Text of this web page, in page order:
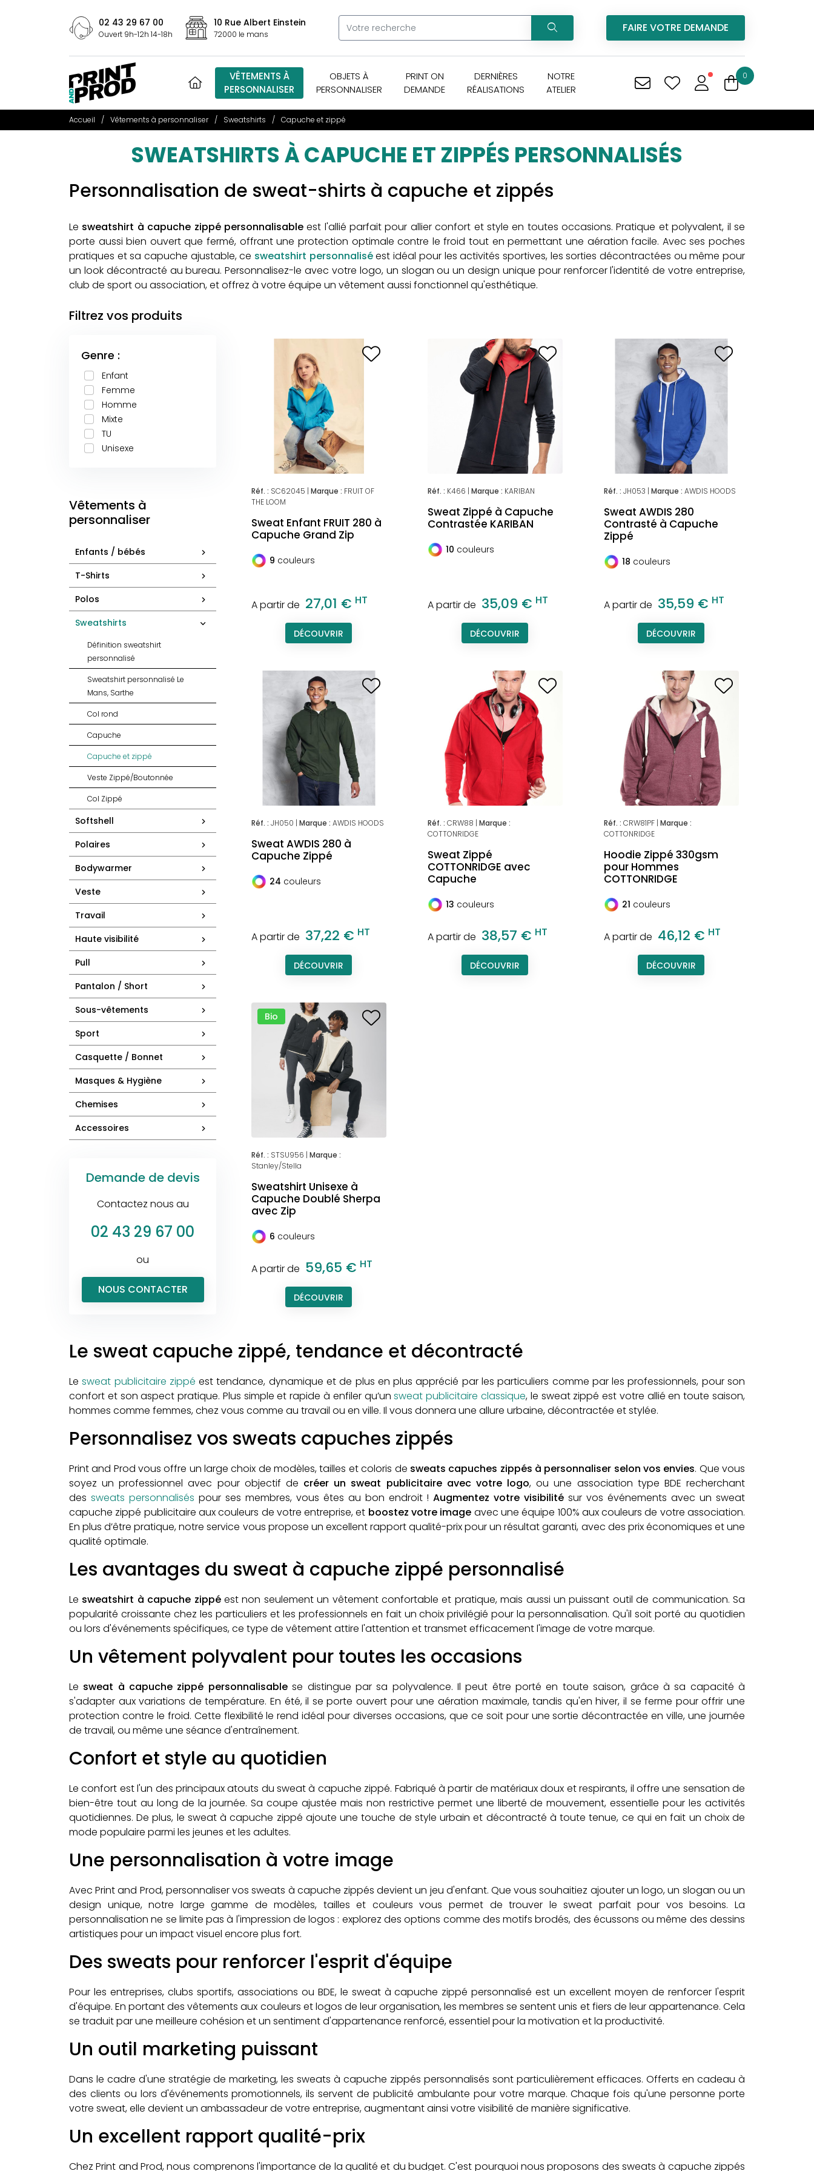
02 43 29 67 00
Ouvert 9h-12h 14-18h
10 Rue Albert Einstein
72000 le mans FAIRE VOTRE DEMANDE
0
VÊTEMENTS À
PERSONNALISER
OBJETS À
PERSONNALISER
PRINT ON
DEMANDE
DERNIÈRES
RÉALISATIONS
NOTRE
ATELIER
Accueil Vêtements à personnaliser Sweatshirts Capuche et zippé
SWEATSHIRTS À CAPUCHE ET ZIPPÉS PERSONNALISÉS
Personnalisation de sweat-shirts à capuche et zippés
Le sweatshirt à capuche zippé personnalisableest l'allié parfait pour allier confort et style en toutes occasions. Pratique et polyvalent, il se
porte aussi bien ouvert que fermé, offrant une protection optimale contre le froid tout en permettant une aération facile. Avec ses poches
pratiques et sa capuche ajustable, ce sweatshirt personnaliséest idéal pour les activités sportives, les sorties décontractées ou même pour
un look décontracté au bureau. Personnalisez-le avec votre logo, un slogan ou un design unique pour renforcer l'identité de votre entreprise,
club de sport ou association, et offrez à votre équipe un vêtement aussi fonctionnel qu'esthétique.
Réf. : SC62045 | Marque : FRUIT OF
THE LOOM
Sweat Enfant FRUIT 280 à
Capuche Grand Zip
9 couleurs
A partir de 27,01 € HT
DÉCOUVRIR
Réf. : K466 | Marque : KARIBAN
Sweat Zippé à Capuche
Contrastée KARIBAN
10 couleurs
A partir de 35,09 € HT
DÉCOUVRIR
Réf. : JH053 | Marque : AWDIS HOODS
Sweat AWDIS 280
Contrasté à Capuche
Zippé
18 couleurs
A partir de 35,59 € HT
DÉCOUVRIR
Réf. : JH050 | Marque : AWDIS HOODS
Sweat AWDIS 280 à
Capuche Zippé
24 couleurs
A partir de 37,22 € HT
DÉCOUVRIR
Réf. : CRW88 | Marque :
COTTONRIDGE
Sweat Zippé
COTTONRIDGE avec
Capuche
13 couleurs
A partir de 38,57 € HT
DÉCOUVRIR
Réf. : CRW81PF | Marque :
COTTONRIDGE
Hoodie Zippé 330gsm
pour Hommes
COTTONRIDGE
21 couleurs
A partir de 46,12 € HT
DÉCOUVRIR
Bio
Réf. : STSU956 | Marque :
Stanley/Stella
Sweatshirt Unisexe à
Capuche Doublé Sherpa
avec Zip
6 couleurs
A partir de 59,65 € HT
DÉCOUVRIR
Filtrez vos produits
Genre :
Enfant
Femme
Homme
Mixte
TU
Unisexe
Vêtements à
personnaliser
Enfants / bébés
T-Shirts
Polos
Sweatshirts
Définition sweatshirt
personnalisé
Sweatshirt personnalisé Le
Mans, Sarthe
Col rond
Capuche
Capuche et zippé
Veste Zippé/Boutonnée
Col Zippé
Softshell
Polaires
Bodywarmer
Veste
Travail
Haute visibilité
Pull
Pantalon / Short
Sous-vêtements
Sport
Casquette / Bonnet
Masques & Hygiène
Chemises
Accessoires
Demande de devis
Contactez nous au
02 43 29 67 00
ou
NOUS CONTACTER
Le sweat capuche zippé, tendance et décontracté
Lesweat publicitaire zippé est tendance, dynamique et de plus en plus apprécié par les particuliers comme par les professionnels, pour son
confort et son aspect pratique. Plus simple et rapide à enfiler qu’unsweat publicitaire classique, le sweat zippé est votre allié en toute saison,
hommes comme femmes, chez vous comme au travail ou en ville. Il vous donnera une allure urbaine, décontractée et stylée.
Personnalisez vos sweats capuches zippés
Print and Prod vous offre un large choix de modèles, tailles et coloris de sweats capuches zippés à personnaliser selon vos envies. Que vous
soyez un professionnel avec pour objectif de créer un sweat publicitaire avec votre logo, ou une association type BDE recherchant
des sweats personnalisés pour ses membres, vous êtes au bon endroit !Augmentez votre visibilité sur vos événements avec un sweat
capuche zippé publicitaire aux couleurs de votre entreprise, et boostez votre image avec une équipe 100% aux couleurs de votre association.
En plus d’être pratique, notre service vous propose un excellent rapport qualité-prix pour un résultat garanti, avec des prix économiques et une
qualité optimale.
Les avantages du sweat à capuche zippé personnalisé
Le sweatshirt à capuche zippéest non seulement un vêtement confortable et pratique, mais aussi un puissant outil de communication. Sa
popularité croissante chez les particuliers et les professionnels en fait un choix privilégié pour la personnalisation. Qu'il soit porté au quotidien
ou lors d'événements spécifiques, ce type de vêtement attire l'attention et transmet efficacement l'image de votre marque.
Un vêtement polyvalent pour toutes les occasions
Le sweat à capuche zippé personnalisablese distingue par sa polyvalence. Il peut être porté en toute saison, grâce à sa capacité à
s'adapter aux variations de température. En été, il se porte ouvert pour une aération maximale, tandis qu'en hiver, il se ferme pour offrir une
protection contre le froid. Cette flexibilité le rend idéal pour diverses occasions, que ce soit pour une sortie décontractée en ville, une journée
de travail, ou même une séance d'entraînement.
Confort et style au quotidien
Le confort est l'un des principaux atouts du sweat à capuche zippé. Fabriqué à partir de matériaux doux et respirants, il offre une sensation de
bien-être tout au long de la journée. Sa coupe ajustée mais non restrictive permet une liberté de mouvement, essentielle pour les activités
quotidiennes. De plus, le sweat à capuche zippé ajoute une touche de style urbain et décontracté à toute tenue, ce qui en fait un choix de
mode populaire parmi les jeunes et les adultes.
Une personnalisation à votre image
Avec Print and Prod, personnaliser vos sweats à capuche zippés devient un jeu d'enfant. Que vous souhaitiez ajouter un logo, un slogan ou un
design unique, notre large gamme de modèles, tailles et couleurs vous permet de trouver le sweat parfait pour vos besoins. La
personnalisation ne se limite pas à l'impression de logos : explorez des options comme des motifs brodés, des écussons ou même des dessins
artistiques pour un impact visuel encore plus fort.
Des sweats pour renforcer l'esprit d'équipe
Pour les entreprises, clubs sportifs, associations ou BDE, le sweat à capuche zippé personnalisé est un excellent moyen de renforcer l'esprit
d'équipe. En portant des vêtements aux couleurs et logos de leur organisation, les membres se sentent unis et fiers de leur appartenance. Cela
se traduit par une meilleure cohésion et un sentiment d'appartenance renforcé, essentiel pour la motivation et la productivité.
Un outil marketing puissant
Dans le cadre d'une stratégie de marketing, les sweats à capuche zippés personnalisés sont particulièrement efficaces. Offerts en cadeau à
des clients ou lors d'événements promotionnels, ils servent de publicité ambulante pour votre marque. Chaque fois qu'une personne porte
votre sweat, elle devient un ambassadeur de votre entreprise, augmentant ainsi votre visibilité de manière significative.
Un excellent rapport qualité-prix
Chez Print and Prod, nous comprenons l'importance de la qualité et du budget. C'est pourquoi nous proposons des sweats à capuche zippés